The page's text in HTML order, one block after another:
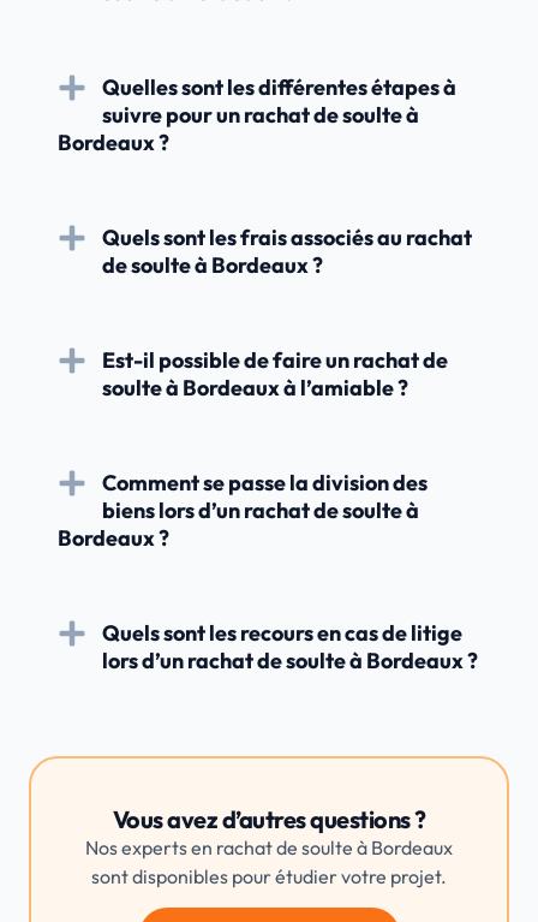
Quelles sont les différentes étapes à
suivre pour un rachat de soulte à
Bordeaux ?
Quels sont les frais associés au rachat
de soulte à Bordeaux ?
Est-il possible de faire un rachat de
soulte à Bordeaux à l’amiable ?
Comment se passe la division des
biens lors d’un rachat de soulte à
Bordeaux ?
Quels sont les recours en cas de litige
lors d’un rachat de soulte à Bordeaux ?
Vous avez d’autres questions ?
Nos experts en rachat de soulte à Bordeaux
sont disponibles pour étudier votre projet.